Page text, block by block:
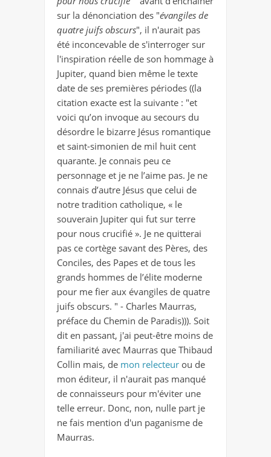
sur la dénonciation des "évangiles de
quatre juifs obscurs", il n'aurait pas
été inconcevable de s'interroger sur
l'inspiration réelle de son hommage à
Jupiter, quand bien même le texte
date de ses premières périodes ((la
citation exacte est la suivante : "et
voici qu’on invoque au secours du
désordre le bizarre Jésus romantique
et saint-simonien de mil huit cent
quarante. Je connais peu ce
personnage et je ne l’aime pas. Je ne
connais d’autre Jésus que celui de
notre tradition catholique, « le
souverain Jupiter qui fut sur terre
pour nous crucifié ». Je ne quitterai
pas ce cortège savant des Pères, des
Conciles, des Papes et de tous les
grands hommes de l’élite moderne
pour me fier aux évangiles de quatre
juifs obscurs. " - Charles Maurras,
préface du Chemin de Paradis))). Soit
dit en passant, j'ai peut-être moins de
familiarité avec Maurras que Thibaud
Collin mais, de mon relecteur ou de
mon éditeur, il n'aurait pas manqué
de connaisseurs pour m'éviter une
telle erreur. Donc, non, nulle part je
ne fais mention d'un paganisme de
Maurras.